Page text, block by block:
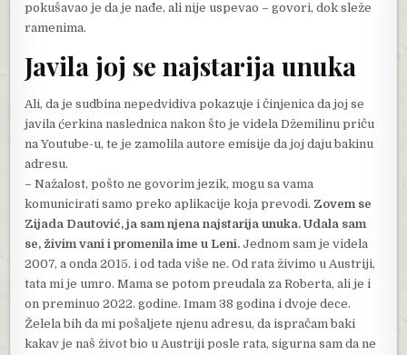
pokušavao je da je nađe, ali nije uspevao – govori, dok sleže
ramenima.
Javila joj se najstarija unuka
Ali, da je sudbina nepedvidiva pokazuje i činjenica da joj se
javila ćerkina naslednica nakon što je videla Džemilinu priču
na Youtube-u, te je zamolila autore emisije da joj daju bakinu
adresu.
– Nažalost, pošto ne govorim jezik, mogu sa vama
komunicirati samo preko aplikacije koja prevodi. Zovem se
Zijada Dautović, ja sam njena najstarija unuka. Udala sam
se, živim vani i promenila ime u Leni. Jednom sam je videla
2007, a onda 2015. i od tada više ne. Od rata živimo u Austriji,
tata mi je umro. Mama se potom preudala za Roberta, ali je i
on preminuo 2022. godine. Imam 38 godina i dvoje dece.
Želela bih da mi pošaljete njenu adresu, da ispračam baki
kakav je naš život bio u Austriji posle rata, sigurna sam da ne